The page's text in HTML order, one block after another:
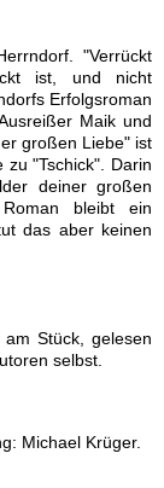
"Verrückt
ist, und nicht
Erfolgsroman
Maik und
großen Liebe" ist
zu "Tschick". Darin
deiner großen
bleibt ein
das aber keinen
Stück, gelesen
selbst.
Michael Krüger.